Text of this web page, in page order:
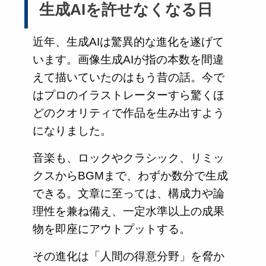
生成AIを許せなくなる日
近年、生成AIは驚異的な進化を遂げて
います。画像生成AIが指の本数を間違
えて描いていたのはもう昔の話。今で
はプロのイラストレーターすら驚くほ
どのクオリティで作品を生み出すよう
になりました。
音楽も、ロックやクラシック、リミッ
クスからBGMまで、わずか数分で生成
できる。文章に至っては、構成力や論
理性を兼ね備え、一定水準以上の成果
物を即座にアウトプットする。
その進化は「人間の得意分野」を脅か